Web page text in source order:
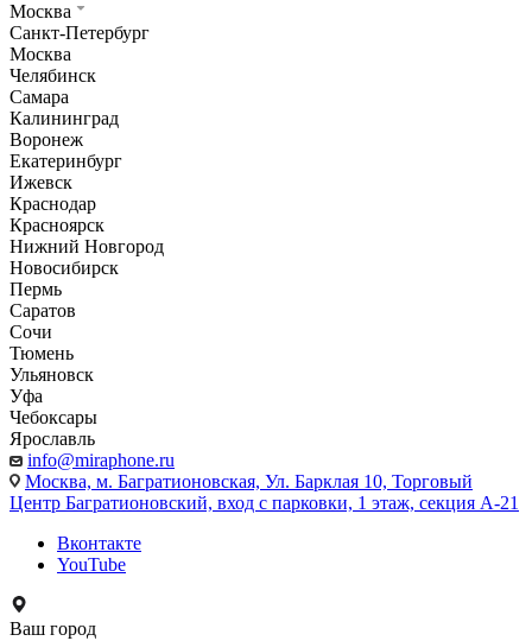
Москва
Санкт-Петербург
Москва
Челябинск
Самара
Калининград
Воронеж
Екатеринбург
Ижевск
Краснодар
Красноярск
Нижний Новгород
Новосибирск
Пермь
Саратов
Сочи
Тюмень
Ульяновск
Уфа
Чебоксары
Ярославль
info@miraphone.ru
Москва, м. Багратионовская, Ул. Барклая 10, Торговый
Центр Багратионовский, вход с парковки, 1 этаж, секция А-21
Вконтакте
YouTube
Ваш город